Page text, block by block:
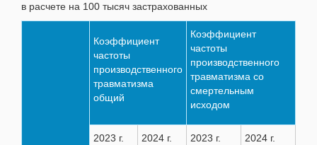
в расчете на 100 тысяч застрахованных
Коэффициент
частоты
производственного
травматизма
общий
Коэффициент
частоты
производственного
травматизма со
смертельным
исходом
2023 г. 2024 г. 2023 г. 2024 г.